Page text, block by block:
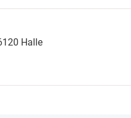
Halle